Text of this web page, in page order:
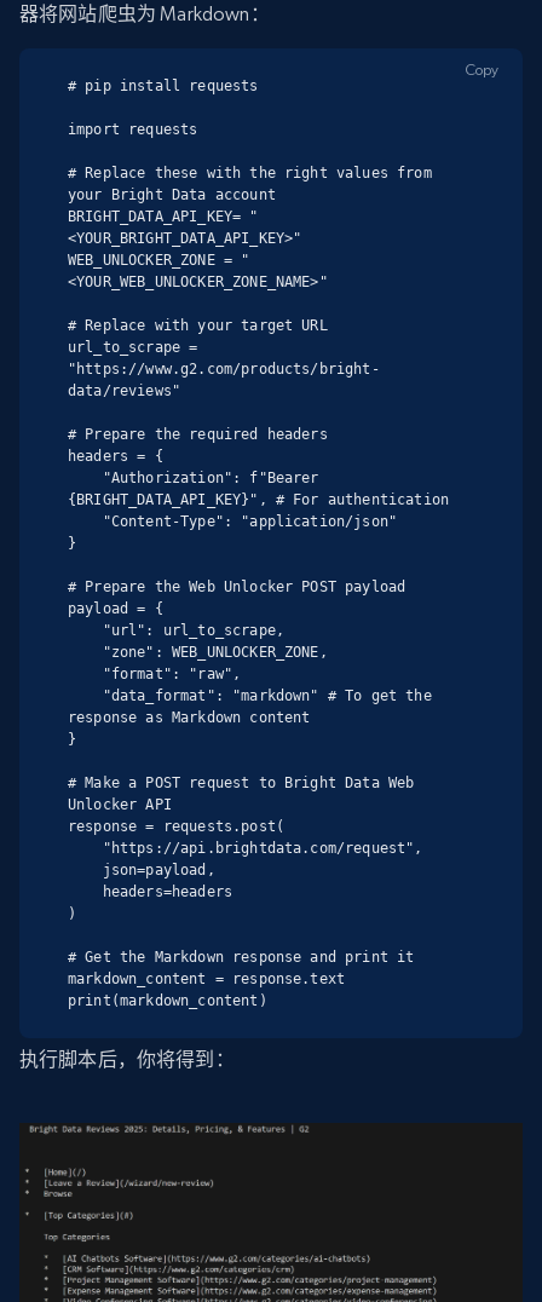
器将网站爬虫为 Markdown：
# pip install requests
import requests
# Replace these with the right values from
your Bright Data account
BRIGHT_DATA_API_KEY= "
<YOUR_BRIGHT_DATA_API_KEY>"
WEB_UNLOCKER_ZONE = "
<YOUR_WEB_UNLOCKER_ZONE_NAME>"
# Replace with your target URL
url_to_scrape =
"https://www.g2.com/products/bright-
data/reviews"
# Prepare the required headers
headers = {
{BRIGHT_DATA_API_KEY}", # For authentication
}
# Prepare the Web Unlocker POST payload
payload = {
response as Markdown content
}
# Make a POST request to Bright Data Web
Unlocker API
response = requests.post(
)
# Get the Markdown response and print it
markdown_content = response.text
print(markdown_content)
Copy
执行脚本后，你将得到：